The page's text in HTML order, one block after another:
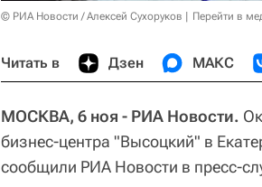
© РИА Новости / Алексей Сухоруков Перейти в
Читать в Дзен МАКС
МОСКВА, 6 ноя - РИА Новости.
бизнес-центра "Высоцкий" в
сообщили РИА Новости в пресс-